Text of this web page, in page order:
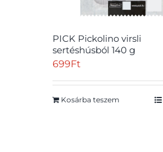
PICK Pickolino virsli
sertéshúsból 140 g
699Ft
Kosárba teszem